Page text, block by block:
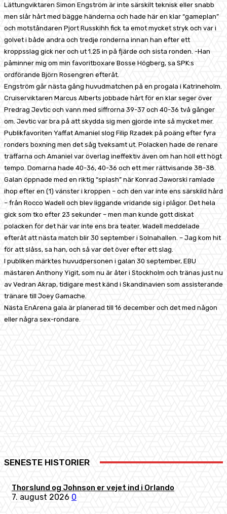
Lättungviktaren Simon Engström är inte särskilt teknisk eller snabb
men slår hårt med bägge händerna och hade här en klar “gameplan”
och motståndaren Pjort Russkihh fick ta emot mycket stryk och var i
golvet i både andra och tredje ronderna innan han efter ett
kroppsslag gick ner och ut 1.25 in på fjärde och sista ronden. -Han
påminner mig om min favoritboxare Bosse Högberg, sa SPK:s
ordförande Björn Rosengren efteråt.
Engström går nästa gång huvudmatchen på en progala i Katrineholm.
Cruiserviktaren Marcus Alberts jobbade hårt för en klar seger över
Predrag Jevtic och vann med siffrorna 39-37 och 40-36 två gånger
om. Jevtic var bra på att skydda sig men gjorde inte så mycket mer.
Publikfavoriten Yaffat Amaniel slog Filip Rzadek på poäng efter fyra
ronders boxning men det såg tveksamt ut. Polacken hade de renare
träffarna och Amaniel var överlag ineffektiv även om han höll ett högt
tempo. Domarna hade 40-36, 40-36 och ett mer rättvisande 38-38.
Galan öppnade med en riktig “splash” när Konrad Jaworski ramlade
ihop efter en (1) vänster i kroppen – och den var inte ens särskild hård
– från Rocco Wadell och blev liggande vridande sig i plågor. Det hela
gick som tko efter 23 sekunder – men man kunde gott diskat
polacken för det här var inte ens bra teater. Wadell meddelade
efteråt att nästa match blir 30 september i Solnahallen. – Jag kom hit
för att slåss, sa han, och så var det över efter ett slag.
I publiken märktes huvudpersonen i galan 30 september, EBU
mästaren Anthony Yigit, som nu är åter i Stockholm och tränas just nu
av Vedran Akrap, tidigare mest känd i Skandinavien som assisterande
tränare till Joey Gamache.
Nästa EnArena gala är planerad till 16 december och det med någon
eller några sex-rondare.
SENESTE HISTORIER
Thorslund og Johnson er vejet ind i Orlando
7. august 2026 0